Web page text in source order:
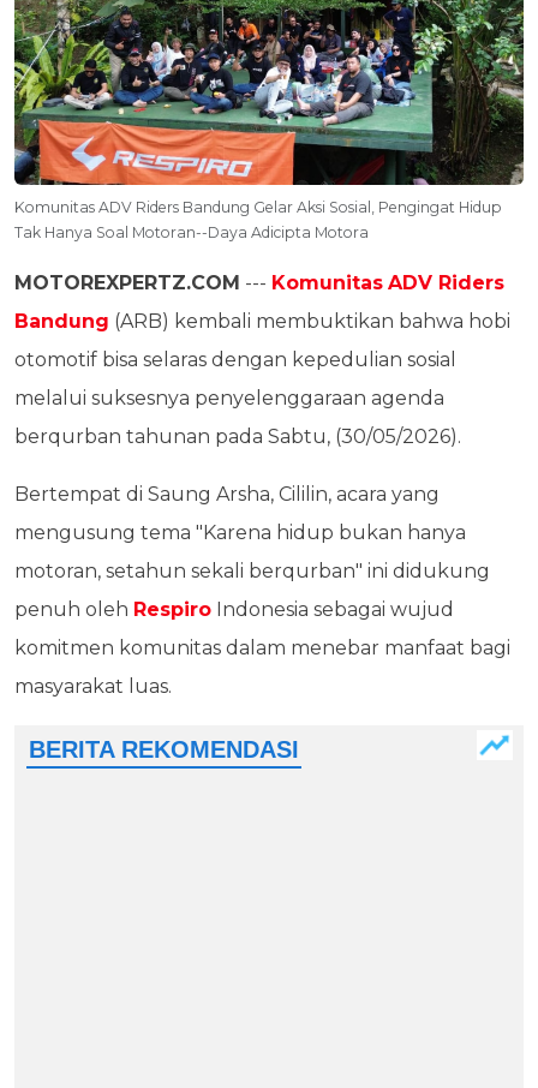
Komunitas ADV Riders Bandung Gelar Aksi Sosial, Pengingat Hidup
Tak Hanya Soal Motoran--Daya Adicipta Motora
MOTOREXPERTZ.COM --- Komunitas ADV Riders
Bandung (ARB) kembali membuktikan bahwa hobi
otomotif bisa selaras dengan kepedulian sosial
melalui suksesnya penyelenggaraan agenda
berqurban tahunan pada Sabtu, (30/05/2026).
Bertempat di Saung Arsha, Cililin, acara yang
mengusung tema "Karena hidup bukan hanya
motoran, setahun sekali berqurban" ini didukung
penuh oleh Respiro Indonesia sebagai wujud
komitmen komunitas dalam menebar manfaat bagi
masyarakat luas.